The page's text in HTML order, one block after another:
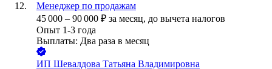
Менеджер по продажам
45 000 – 90 000 ₽ за месяц, до вычета налогов
Опыт 1-3 года
Выплаты: Два раза в месяц
ИП Шевалдова Татьяна Владимировна